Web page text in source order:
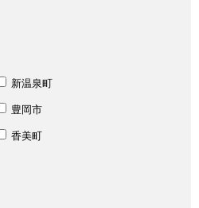
新温泉町
豊岡市
香美町